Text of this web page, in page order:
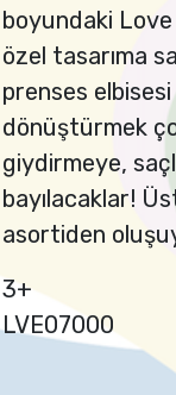
boyundaki
özel tasarıma
prenses
dönüştürmek
giydirmeye,
bayılacaklar!
asortiden
3+
LVE07000